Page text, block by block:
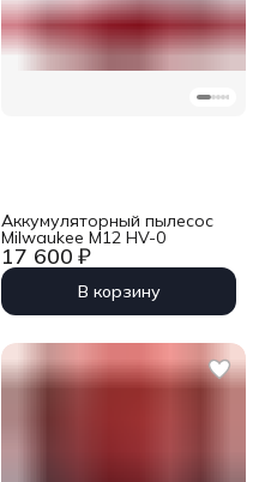
17 600 ₽
Аккумуляторный пылесос
Milwaukee M12 HV-0
В корзину